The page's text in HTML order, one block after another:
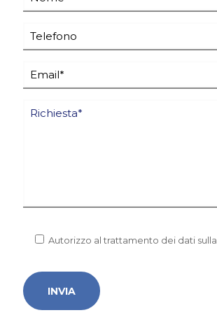
Autorizzo al trattamento dei dati sulla